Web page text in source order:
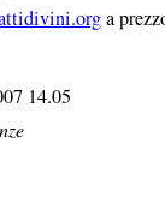
a
14.05